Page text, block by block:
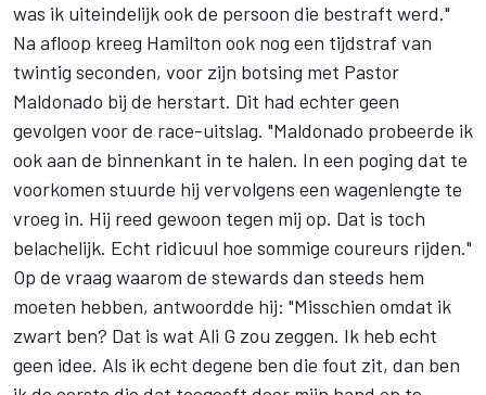
was ik uiteindelijk ook de persoon die bestraft werd."
Na afloop kreeg Hamilton ook nog een tijdstraf van
twintig seconden, voor zijn botsing met Pastor
Maldonado bij de herstart. Dit had echter geen
gevolgen voor de race-uitslag. "Maldonado probeerde ik
ook aan de binnenkant in te halen. In een poging dat te
voorkomen stuurde hij vervolgens een wagenlengte te
vroeg in. Hij reed gewoon tegen mij op. Dat is toch
belachelijk. Echt ridicuul hoe sommige coureurs rijden."
Op de vraag waarom de stewards dan steeds hem
moeten hebben, antwoordde hij: "Misschien omdat ik
zwart ben? Dat is wat Ali G zou zeggen. Ik heb echt
geen idee. Als ik echt degene ben die fout zit, dan ben